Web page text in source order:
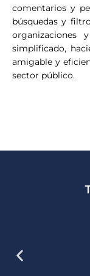
comentarios y
búsquedas y
organizaciones
simplificado,
amigable y
sector público.